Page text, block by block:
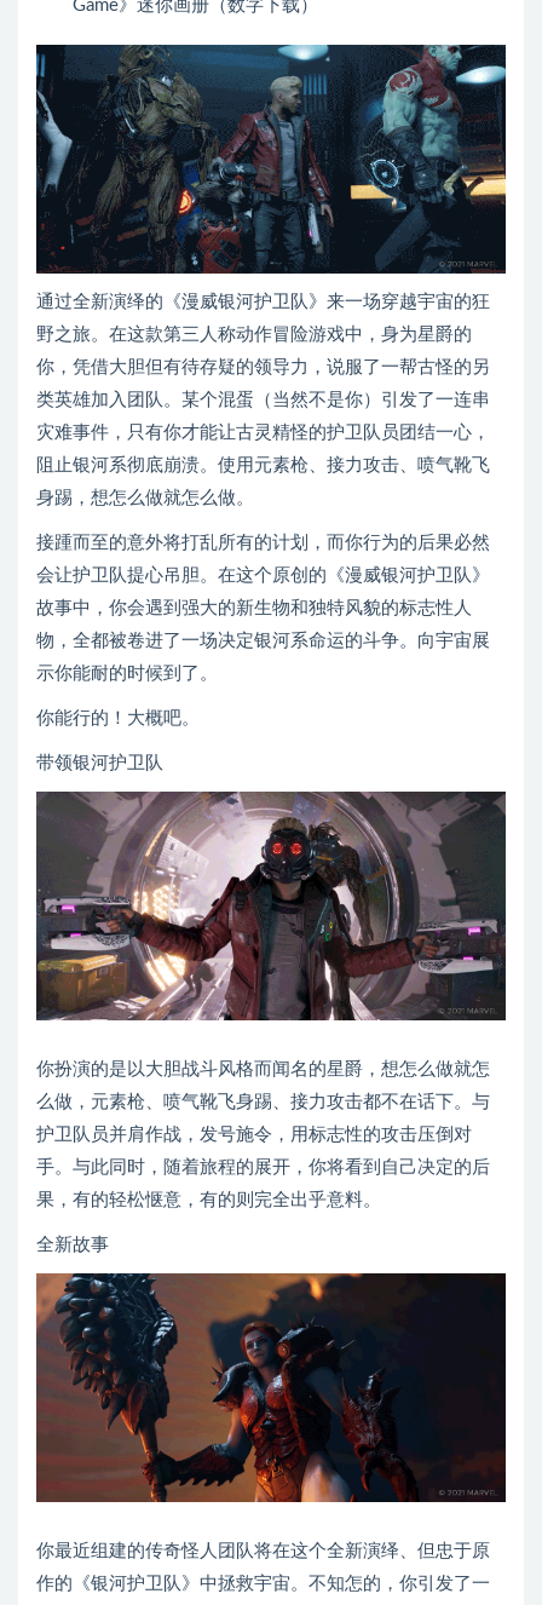
Game》迷你画册（数字下载）
通过全新演绎的《漫威银河护卫队》来一场穿越宇宙的狂
野之旅。在这款第三人称动作冒险游戏中，身为星爵的
你，凭借大胆但有待存疑的领导力，说服了一帮古怪的另
类英雄加入团队。某个混蛋（当然不是你）引发了一连串
灾难事件，只有你才能让古灵精怪的护卫队员团结一心，
阻止银河系彻底崩溃。使用元素枪、接力攻击、喷气靴飞
身踢，想怎么做就怎么做。
接踵而至的意外将打乱所有的计划，而你行为的后果必然
会让护卫队提心吊胆。在这个原创的《漫威银河护卫队》
故事中，你会遇到强大的新生物和独特风貌的标志性人
物，全都被卷进了一场决定银河系命运的斗争。向宇宙展
示你能耐的时候到了。
你能行的！大概吧。
带领银河护卫队
你扮演的是以大胆战斗风格而闻名的星爵，想怎么做就怎
么做，元素枪、喷气靴飞身踢、接力攻击都不在话下。与
护卫队员并肩作战，发号施令，用标志性的攻击压倒对
手。与此同时，随着旅程的展开，你将看到自己决定的后
果，有的轻松惬意，有的则完全出乎意料。
全新故事
你最近组建的传奇怪人团队将在这个全新演绎、但忠于原
作的《银河护卫队》中拯救宇宙。不知怎的，你引发了一